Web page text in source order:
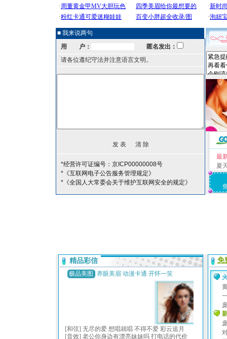
■ 我来说两句
用 户：
匿名发出：
请各位遵纪守法并注意语言文明。
*经营许可证编号：京ICP00000008号
*《互联网电子公告服务管理规定》
*《全国人大常委会关于维护互联网安全的规定》
最
夏